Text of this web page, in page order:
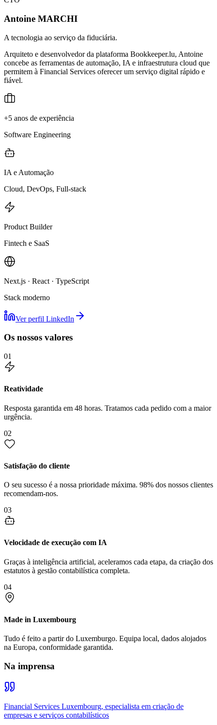
Antoine MARCHI
A tecnologia ao serviço da fiduciária.
Arquiteto e desenvolvedor da plataforma Bookkeeper.lu, Antoine
concebe as ferramentas de automação, IA e infraestrutura cloud que
permitem à Financial Services oferecer um serviço digital rápido e
fiável.
+5 anos de experiência
Software Engineering
IA e Automação
Cloud, DevOps, Full-stack
Product Builder
Fintech e SaaS
Next.js · React · TypeScript
Stack moderno
Ver perfil LinkedIn
Os nossos valores
01
Reatividade
Resposta garantida em 48 horas. Tratamos cada pedido com a maior
urgência.
02
Satisfação do cliente
O seu sucesso é a nossa prioridade máxima. 98% dos nossos clientes
recomendam-nos.
03
Velocidade de execução com IA
Graças à inteligência artificial, aceleramos cada etapa, da criação dos
estatutos à gestão contabilística completa.
04
Made in Luxembourg
Tudo é feito a partir do Luxemburgo. Equipa local, dados alojados
na Europa, conformidade garantida.
Na imprensa
Financial Services Luxembourg, especialista em criação de
empresas e serviços contabilísticos